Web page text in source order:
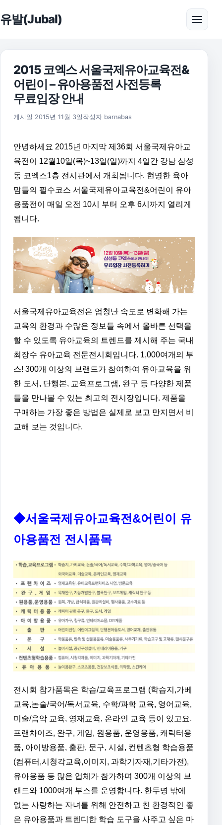
유발(Jubal) 메뉴
2015 코엑스 서울국제유아교육전&
어린이 – 유아용품전 사전등록
무료입장 안내
게시일 2015년 11월 3일 2019년 1월 7일
작성자 barnabas
안녕하세요 2015년 마지막 제36회 서울국제유아교
육전이 12월10일(목)~13일(일)까지 4일간 강남 삼성
동 코엑스1층 전시관에서 개최됩니다. 현명한 육아
맘들의 필수코스 서울국제유아교육전&어린이 유아
용품전이 매일 오전 10시 부터 오후 6시까지 열리게
됩니다.
서울국제유아교육전은 엄청난 속도로 변화해 가는
교육의 환경과 수많은 정보들 속에서 올바른 선택을
할 수 있도록 유아교육의 트렌드를 제시해 주는 국내
최장수 유아교육 전문전시회입니다. 1,000여개의 부
스! 300개 이상의 브랜드가 참여하여 유아교육을 위
한 도서, 단행본, 교육프로그램, 완구 등 다양한 제품
들을 만나볼 수 있는 최고의 전시장입니다. 제품을
구매하는 가장 좋은 방법은 실제로 보고 만지면서 비
교해 보는 것입니다.
◆서울국제유아교육전&어린이 유
아용품전 전시품목
전시회 참가품목은 학습/교육프로그램 (학습지,가베
교육,논술/국어/독서교육, 수학/과학 교육, 영어교육,
미술/음악 교육, 영재교육, 온라인 교육 등이 있고요.
프랜차이즈, 완구, 게임, 원용품, 운영용품, 캐릭터용
품, 아이방용품, 출판, 문구, 시설, 컨텐츠형 학습용품
(컴퓨터,시청각교육,이미지, 과학기자재,기타가전),
유아용품 등 많은 업체가 참가하며 300개 이상의 브
랜드와 1000여개 부스를 운영합니다. 한두명 밖에
없는 사랑하는 자녀를 위해 안전하고 친 환경적인 좋
은 유아용품과 트렌디한 학습 도구을 사주고 싶은 마